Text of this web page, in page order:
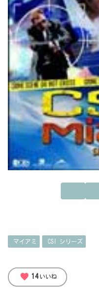
マイアミ CSI シリーズ
favorite 14 いいね